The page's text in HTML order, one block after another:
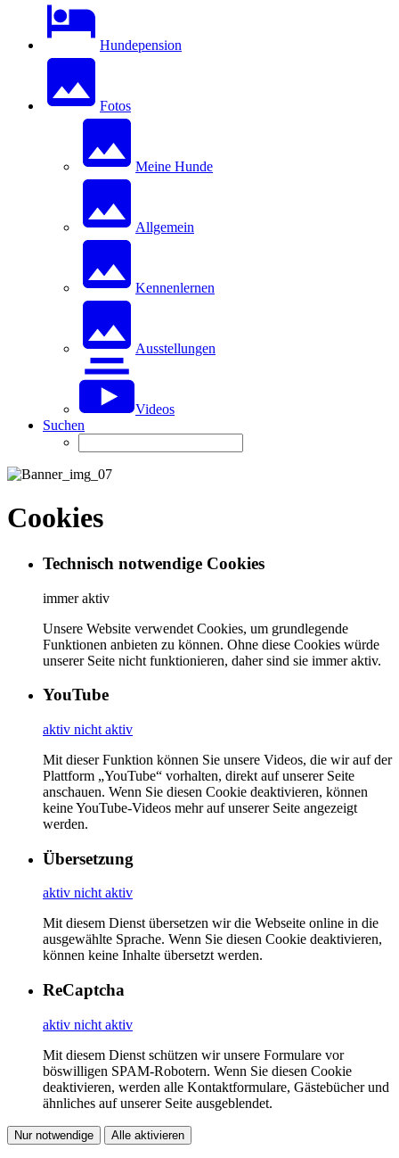
Hundepension
Fotos
Meine Hunde
Allgemein
Kennenlernen
Ausstellungen
Videos
Suchen
Cookies
Technisch notwendige Cookies
immer aktiv
Unsere Website verwendet Cookies, um grundlegende
Funktionen anbieten zu können. Ohne diese Cookies würde
unserer Seite nicht funktionieren, daher sind sie immer aktiv.
YouTube
aktiv nicht aktiv
Mit dieser Funktion können Sie unsere Videos, die wir auf der
Plattform „YouTube“ vorhalten, direkt auf unserer Seite
anschauen. Wenn Sie diesen Cookie deaktivieren, können
keine YouTube-Videos mehr auf unserer Seite angezeigt
werden.
Übersetzung
aktiv nicht aktiv
Mit diesem Dienst übersetzen wir die Webseite online in die
ausgewählte Sprache. Wenn Sie diesen Cookie deaktivieren,
können keine Inhalte übersetzt werden.
ReCaptcha
aktiv nicht aktiv
Mit diesem Dienst schützen wir unsere Formulare vor
böswilligen SPAM-Robotern. Wenn Sie diesen Cookie
deaktivieren, werden alle Kontaktformulare, Gästebücher und
ähnliches auf unserer Seite ausgeblendet.
Nur notwendige Alle aktivieren